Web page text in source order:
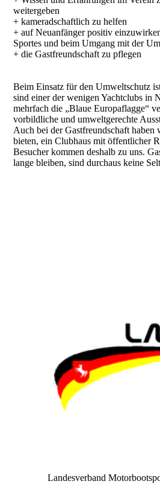
weitergeben
+ kameradschaftlich zu helfen
+ auf Neuanfänger positiv
Sportes und beim Umgang mit der
+ die Gastfreundschaft zu pflegen
Beim Einsatz für den Umweltschutz
sind einer der wenigen Yachtclubs in
mehrfach die „Blaue Europaflagge“
vorbildliche und umweltgerechte
Auch bei der Gastfreundschaft
bieten, ein Clubhaus mit öffentlicher
Besucher kommen deshalb zu uns.
lange bleiben, sind durchaus keine
Landesverband